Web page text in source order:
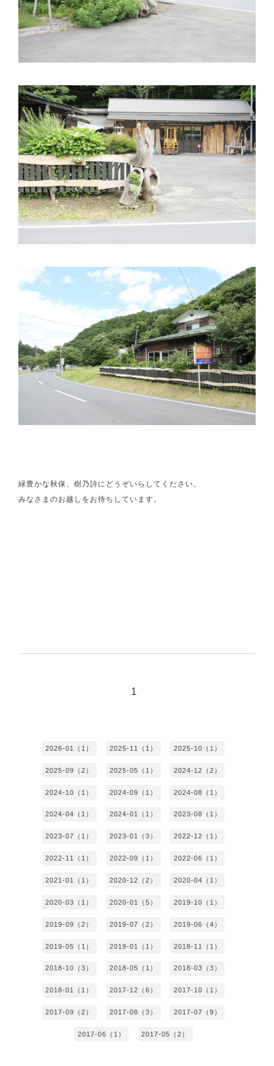
緑豊かな秋保、樹乃詩にどうぞいらしてください。
みなさまのお越しをお待ちしています。
1
2026-01（1） 2025-11（1） 2025-10（1）
2025-09（2） 2025-05（1） 2024-12（2）
2024-10（1） 2024-09（1） 2024-08（1）
2024-04（1） 2024-01（1） 2023-08（1）
2023-07（1） 2023-01（3） 2022-12（1）
2022-11（1） 2022-09（1） 2022-06（1）
2021-01（1） 2020-12（2） 2020-04（1）
2020-03（1） 2020-01（5） 2019-10（1）
2019-09（2） 2019-07（2） 2019-06（4）
2019-05（1） 2019-01（1） 2018-11（1）
2018-10（3） 2018-05（1） 2018-03（3）
2018-01（1） 2017-12（6） 2017-10（1）
2017-09（2） 2017-08（3） 2017-07（9）
2017-06（1） 2017-05（2）